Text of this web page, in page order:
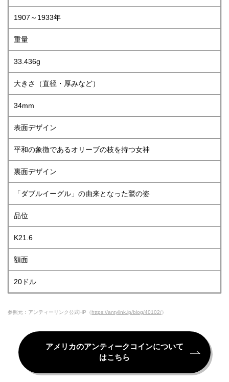
1907～1933年
重量
33.436g
大きさ（直径・厚みなど）
34mm
表面デザイン
平和の象徴であるオリーブの枝を持つ女神
裏面デザイン
「ダブルイーグル」の由来となった鷲の姿
品位
K21.6
額面
20ドル
参照元：アンティーリンク公式HP（https://antylink.jp/blog/40102/）
アメリカのアンティークコインについて
はこちら